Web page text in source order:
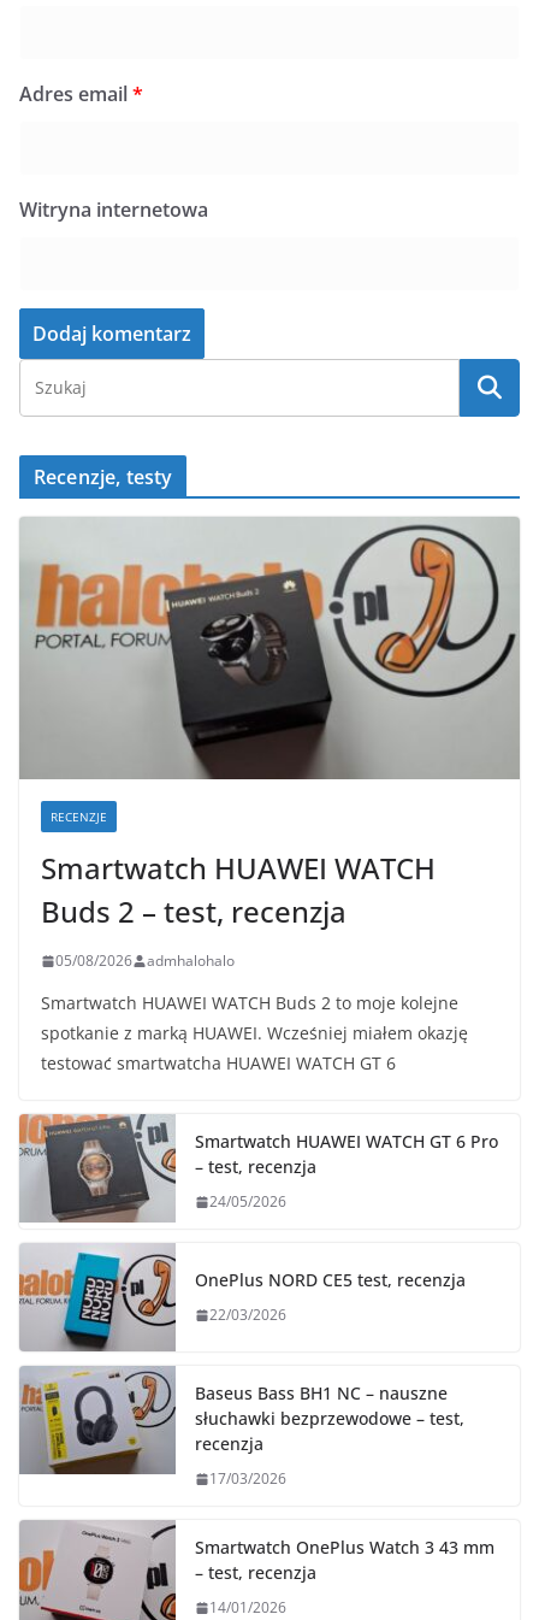
Adres email*
Witryna internetowa
Recenzje, testy
RECENZJE
Smartwatch HUAWEI WATCH
Buds 2 – test, recenzja
05/08/2026 admhalohalo
Smartwatch HUAWEI WATCH Buds 2 to moje kolejne
spotkanie z marką HUAWEI. Wcześniej miałem okazję
testować smartwatcha HUAWEI WATCH GT 6
Smartwatch HUAWEI WATCH GT 6 Pro
– test, recenzja
24/05/2026
OnePlus NORD CE5 test, recenzja
22/03/2026
Baseus Bass BH1 NC – nauszne
słuchawki bezprzewodowe – test,
recenzja
17/03/2026
Smartwatch OnePlus Watch 3 43 mm
– test, recenzja
14/01/2026